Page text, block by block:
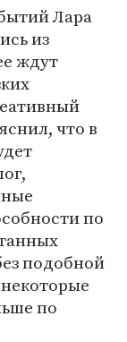
Лара
из
ждут
что в
по
подобной
по